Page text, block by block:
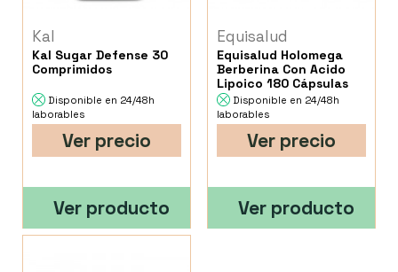
Kal
Kal Sugar Defense 30
Comprimidos
Disponible en 24/48h
laborables
Ver precio
Ver producto
Equisalud
Equisalud Holomega
Berberina Con Acido
Lipoico 180 Cápsulas
Disponible en 24/48h
laborables
Ver precio
Ver producto